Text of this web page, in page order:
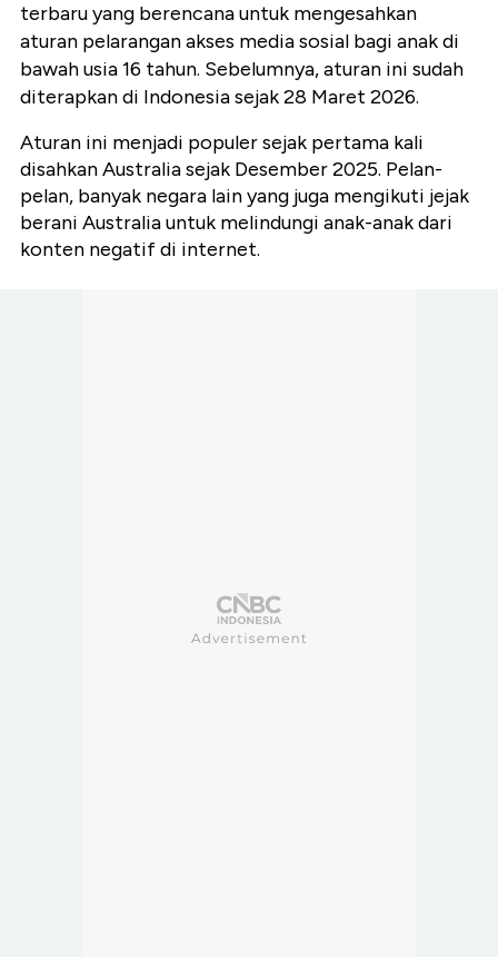
terbaru yang berencana untuk mengesahkan
aturan pelarangan akses media sosial bagi anak di
bawah usia 16 tahun. Sebelumnya, aturan ini sudah
diterapkan di Indonesia sejak 28 Maret 2026.
Aturan ini menjadi populer sejak pertama kali
disahkan Australia sejak Desember 2025. Pelan-
pelan, banyak negara lain yang juga mengikuti jejak
berani Australia untuk melindungi anak-anak dari
konten negatif di internet.